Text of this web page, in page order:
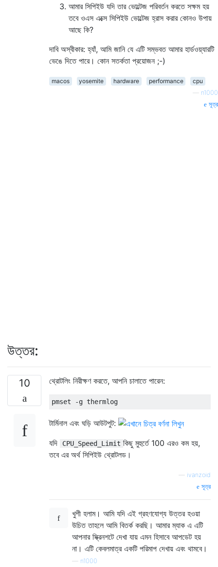
আমার সিপিইউ যদি তার ভোল্টেজ পরিবর্তন করতে সক্ষম হয়
তবে ওএস এক্সে সিপিইউ ভোল্টেজ হ্রাস করার কোনও উপায়
আছে কি?
দাবি অস্বীকার: হ্যাঁ, আমি জানি যে এটি সম্ভবত আমার হার্ডওয়্যারটি
ভেঙে দিতে পারে। কোন সতর্কতা প্রয়োজন ;-)
macos yosemite hardware performance
cpu
n1000
সূত্র
উত্তর:
10 থ্রোটলিং নিরীক্ষণ করতে, আপনি চালাতে পারেন:
টার্মিনাল এবং ঘড়ি আউটপুট:
যদি CPU_Speed_Limit কিছু মুহুর্তে 100 এরও কম হয়,
তবে এর অর্থ সিপিইউ থ্রোটলড।
ivanzoid
সূত্র
খুশী হলাম। আমি যদি এই গ্রহণযোগ্য উত্তর হওয়া
উচিত তাহলে আমি বিতর্ক করছি। আমার ম্যাক এ এটি
আপনার স্ক্রিনশটে দেখা যায় এমন হিসাবে আপডেট হয়
না। এটি কেবলমাত্র একটি পরিমাপ দেখায় এবং থামবে।
n1000